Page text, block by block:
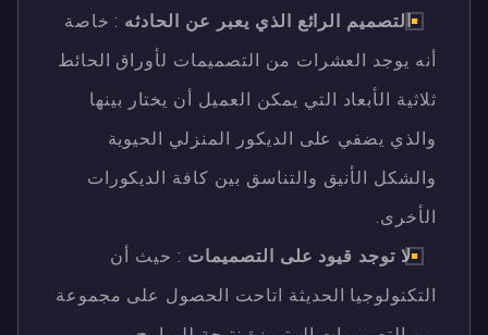
التصميم الرائع الذي يعبر عن الحادثه : خاصة
أنه يوجد العشرات من التصميمات لأوراق الحائط
ثلاثية الأبعاد التي يمكن العميل أن يختار بينها
والذي يضفي على الديكور المنزلي الحيوية
والشكل الأنيق والتناسق بين كافة الديكورات
الأخرى.
لا توجد قيود على التصميمات : حيث أن
التكنولوجيا الحديثة اتاحت الحصول على مجموعة